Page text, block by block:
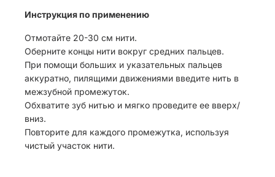
Инструкция по применению
Отмотайте 20-30 см нити.
Оберните концы нити вокруг средних пальцев.
При помощи больших и указательных пальцев
аккуратно, пилящими движениями введите нить в
межзубной промежуток.
Обхватите зуб нитью и мягко проведите ее вверх/
вниз.
Повторите для каждого промежутка, используя
чистый участок нити.